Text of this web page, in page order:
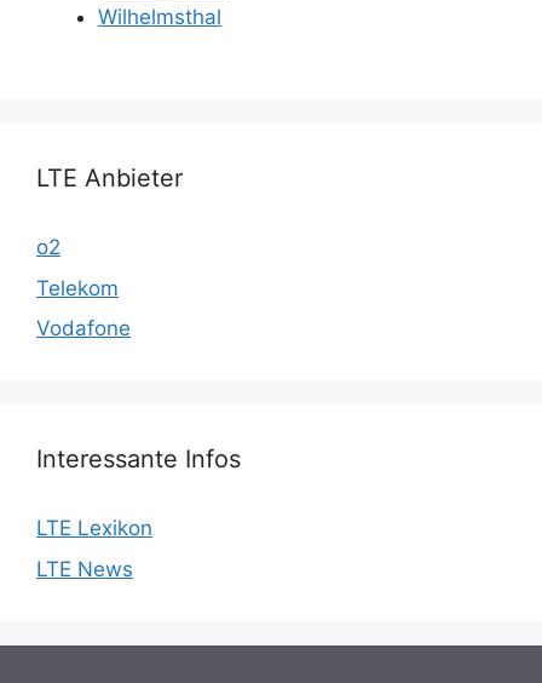
Wilhelmsthal
LTE Anbieter
o2
Telekom
Vodafone
Interessante Infos
LTE Lexikon
LTE News